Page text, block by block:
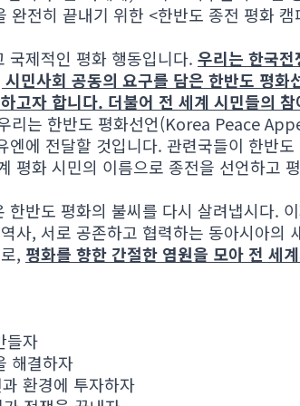
완전히 끝내기 위한 <한반도 종전 평화
국제적인 평화 행동입니다. 우리는 한국
민사회 공동의 요구를 담은 한반도 평
고자 합니다. 더불어 전 세계 시민들의
리는 한반도 평화선언(Korea Peace
엔에 전달할 것입니다. 관련국들이 한반
평화 시민의 이름으로 종전을 선언하고
반도 평화의 불씨를 다시 살려냅시다.
사, 서로 공존하고 협력하는 동아시아의
, 평화를 향한 간절한 염원을 모아 전 세
들자
해결하자
환경에 투자하자